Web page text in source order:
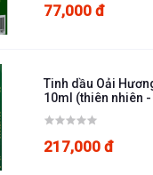
77,000 đ
Tinh dầu Oải
10ml (thiên nhiên
217,000 đ